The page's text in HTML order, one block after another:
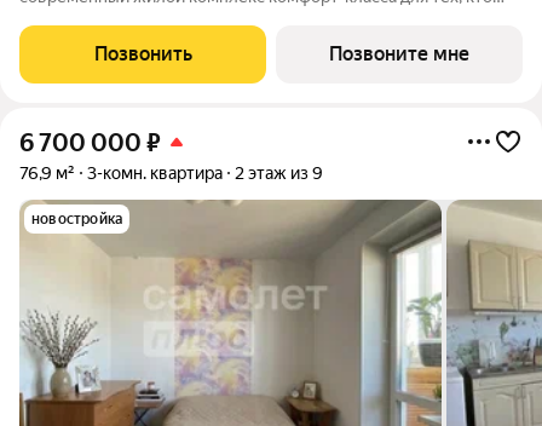
отказываясь от преимуществ городской среды. Проект
Позвонить Позвоните мне
6 700 000 ₽
76,9 м² 3-комн. квартира 2 этаж из 9
новостройка